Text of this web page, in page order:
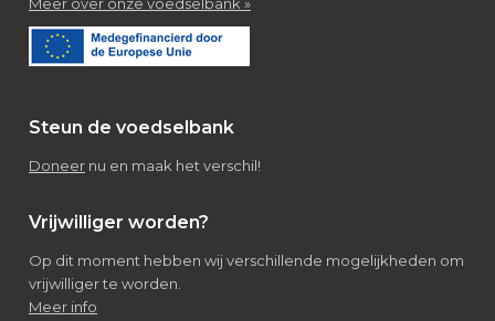
Steun de voedselbank
Doneer nu en maak het verschil!
Vrijwilliger worden?
Op dit moment hebben wij verschillende mogelijkheden om
vrijwilliger te worden.
Meer info